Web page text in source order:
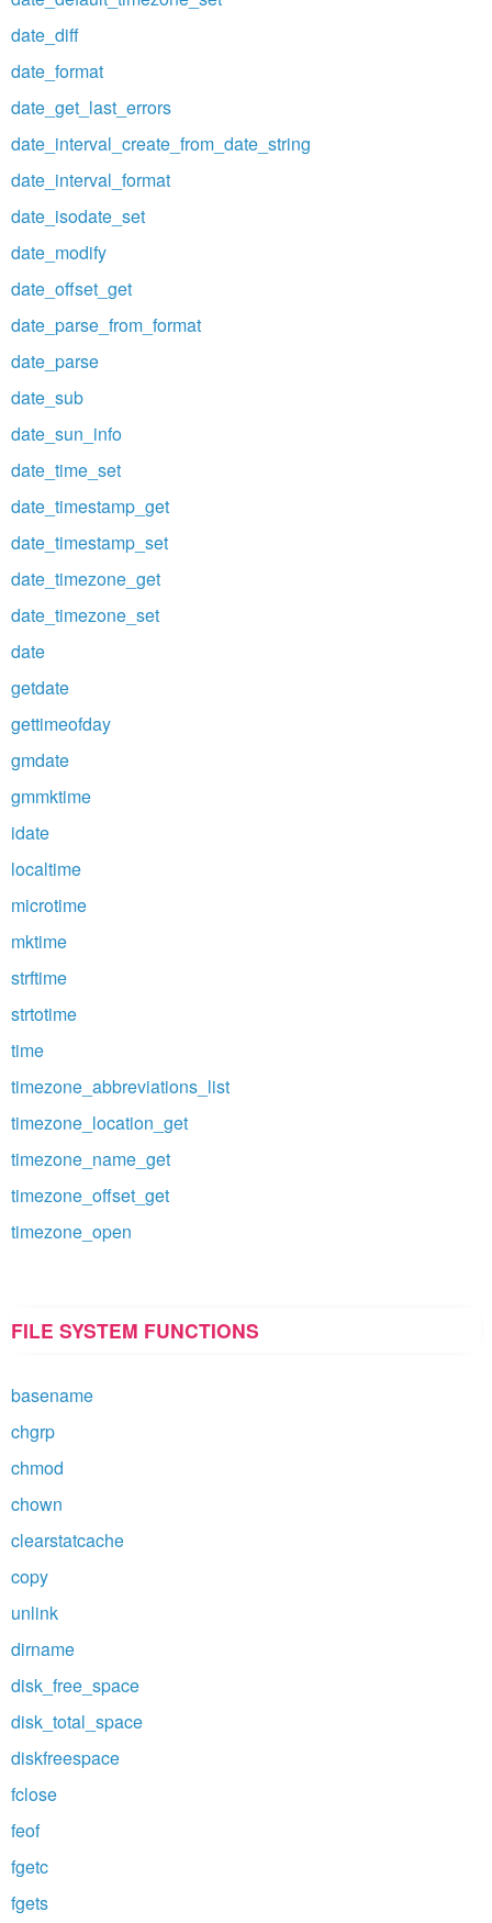
date_diff
date_format
date_get_last_errors
date_interval_create_from_date_string
date_interval_format
date_isodate_set
date_modify
date_offset_get
date_parse_from_format
date_parse
date_sub
date_sun_info
date_time_set
date_timestamp_get
date_timestamp_set
date_timezone_get
date_timezone_set
date
getdate
gettimeofday
gmdate
gmmktime
idate
localtime
microtime
mktime
strftime
strtotime
time
timezone_abbreviations_list
timezone_location_get
timezone_name_get
timezone_offset_get
timezone_open
FILE SYSTEM FUNCTIONS
basename
chgrp
chmod
chown
clearstatcache
copy
unlink
dirname
disk_free_space
disk_total_space
diskfreespace
fclose
feof
fgetc
fgets